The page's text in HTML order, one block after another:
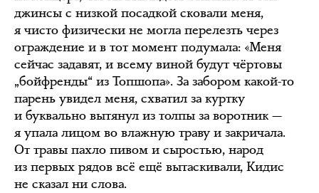
джинсы с низкой посадкой сковали меня,
я чисто физически не могла перелезть через
ограждение и в тот момент подумала: «Меня
сейчас задавят, и всему виной будут чёртовы
„бойфренды“ из Топшопа». За забором какой-то
парень увидел меня, схватил за куртку
и буквально вытянул из толпы за воротник —
я упала лицом во влажную траву и закричала.
От травы пахло пивом и сыростью, народ
из первых рядов всё ещё вытаскивали, Кидис
не сказал ни слова.